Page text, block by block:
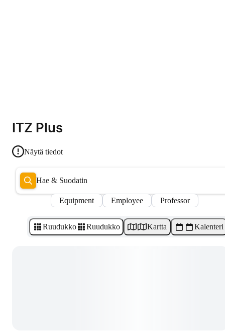
ITZ Plus
Näytä tiedot
Hae & Suodatin
Equipment Employee Professor
Ruudukko Ruudukko Kartta Kalenteri